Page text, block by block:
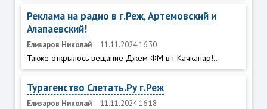
Реклама на радио в г.Реж, Артемовский и
Алапаевский!
Елизаров Николай 11.11.2024 16:30
Также открылось вещание Джем ФМ в г.Качканар!...
Турагенство Слетать.Ру г.Реж
Елизаров Николай 11.11.2024 16:18